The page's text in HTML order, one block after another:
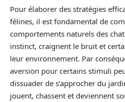
Pour élaborer des stratégies
félines, il est fondamental de
comportements naturels des
instinct, craignent le bruit et
leur environnement. Par
aversion pour certains stimuli
dissuader de s’approcher du
jouent, chassent et deviennent